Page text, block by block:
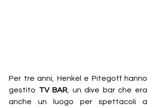
Per tre anni, Henkel e Pitegoff hanno
gestito TV BAR , un dive bar che era
anche un luogo per spettacoli a